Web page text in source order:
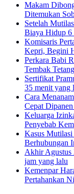
Makam
Ditemukan
Setelah
Biaya Hidup 6
Komisaris
Kepri, Begini
Perkara Babi
Tembak
Sertifikat
35 menit yang
Cara
Cepat Dipanen
Keluarga
Penyebab
Kasus
Berhubungan
Akhir Agustus
jam yang lalu
Kemenpar
Pertahankan